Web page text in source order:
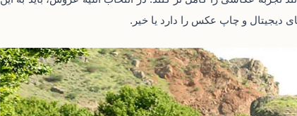
دیجیتال و چاپ عکس‌ را دارد یا خیر.